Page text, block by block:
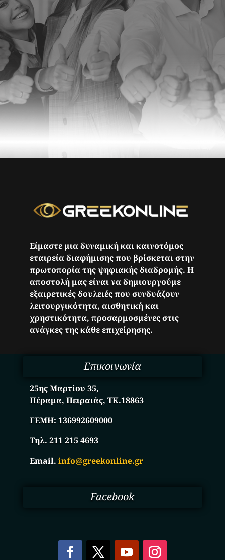
Είμαστε μια δυναμική και καινοτόμος
εταιρεία διαφήμισης που βρίσκεται στην
πρωτοπορία της ψηφιακής διαδρομής. Η
αποστολή μας είναι να δημιουργούμε
εξαιρετικές δουλειές που συνδυάζουν
λειτουργικότητα, αισθητική και
χρηστικότητα, προσαρμοσμένες στις
ανάγκες της κάθε επιχείρησης.
Επικοινωνία
25ης Μαρτίου 35,
Πέραμα, Πειραιάς, ΤΚ.18863
ΓΕΜΗ:136992609000
Τηλ. 211 215 4693
Email.info@greekonline.gr
Facebook